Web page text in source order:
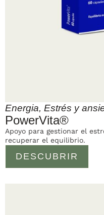
Energia, Estrés y
PowerVita®
DESCUBRIR
Apoyo para gestionar el
recuperar el equilibrio.